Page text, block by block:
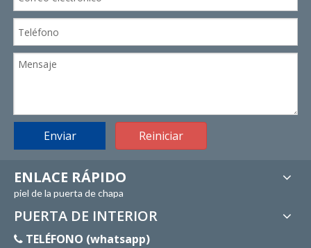
Enviar Reiniciar
ENLACE RÁPIDO
piel de la puerta de chapa
PUERTA DE INTERIOR
 TELÉFONO (whatsapp)